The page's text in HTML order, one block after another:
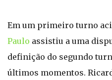
Em um primeiro turno
Paulo assistiu a uma
definição do segundo
últimos momentos.